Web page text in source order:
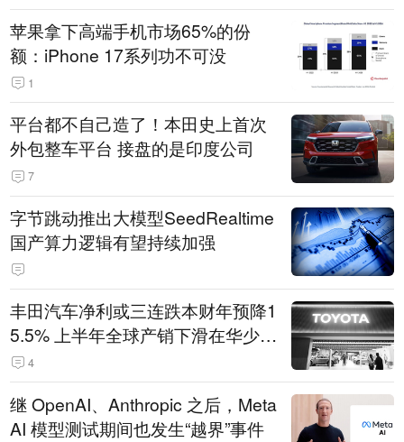
苹果拿下高端手机市场65%的份
额：iPhone 17系列功不可没
1
平台都不自己造了！本田史上首次
外包整车平台 接盘的是印度公司
7
字节跳动推出大模型SeedRealtime
国产算力逻辑有望持续加强
丰田汽车净利或三连跌本财年预降1
5.5% 上半年全球产销下滑在华少卖
14.3万辆
4
继 OpenAI、Anthropic 之后，Meta
AI 模型测试期间也发生“越界”事件